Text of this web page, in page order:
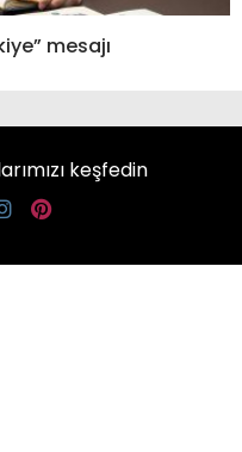
mesajı
keşfedin